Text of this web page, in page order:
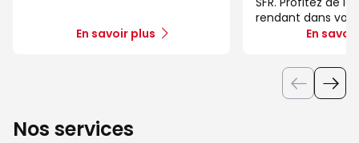
En savoir plus
rendant dans
En
Nos services